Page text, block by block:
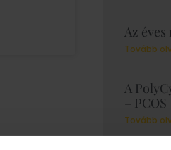
Az
Tovább
A
– PCOS
Tovább